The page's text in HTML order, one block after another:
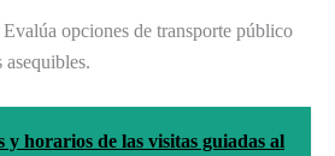
Evalúa opciones de transporte público
asequibles.
y horarios de las visitas guiadas al